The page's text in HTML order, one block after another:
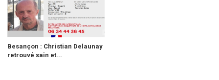
Besançon : Christian Delaunay
retrouvé sain et...